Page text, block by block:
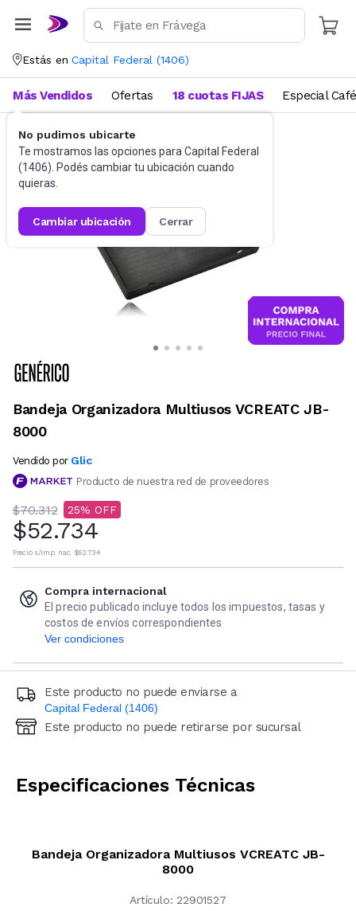
Estás en Capital Federal (1406)
No pudimos ubicarte
Te mostramos las opciones para Capital Federal
(1406). Podés cambiar tu ubicación cuando
quieras.
cambiar ubicación cerrar
Más Vendidos Ofertas 18 cuotas FIJAS Especial Café
Baño Accesorios de baño
Bandeja Organizadora Multiusos VCREATC JB-
8000
Vendido por Glic
Producto de nuestra red de proveedores
$70.312 25
$52.734
Precio s/imp. nac. $52.734
Compra internacional
El precio publicado incluye todos los impuestos, tasas y
costos de envíos correspondientes
Ver condiciones
Este producto no puede enviarse a
Capital Federal (1406)
Ingresá código postal (sólo números)
Este producto no puede retirarse por sucursal
Especificaciones Técnicas
Bandeja Organizadora Multiusos VCREATC JB-
8000
Artículo: 22901527